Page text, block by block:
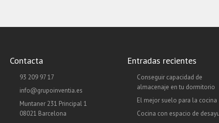
Contacta
93 209 97 17
info@grupoinventia.es
Muntaner 231 Principal 1
08021 Barcelona
Entradas recientes
Conseguir capacidad de
almacenaje en tu dormitorio
El mejor suelo para la cocina
Cocina con espacio de